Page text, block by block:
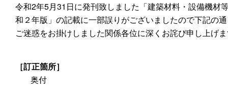
令和2年5月31日に発刊致しました「建築材料・設備機
和２年版」の記載に一部誤りがございましたので下記の
ご迷惑をお掛けしました関係各位に深くお詫び申し上げ
［訂正箇所］
奥付